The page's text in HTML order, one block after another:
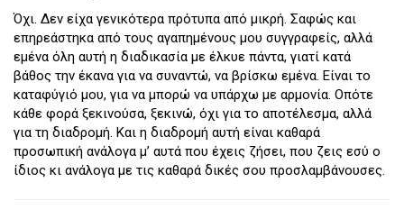
Όχι. Δεν είχα γενικότερα πρότυπα από μικρή. Σαφώς και
επηρεάστηκα από τους αγαπημένους μου συγγραφείς, αλλά
εμένα όλη αυτή η διαδικασία με έλκυε πάντα, γιατί κατά
βάθος την έκανα για να συναντώ, να βρίσκω εμένα. Είναι το
καταφύγιό μου, για να μπορώ να υπάρχω με αρμονία. Οπότε
κάθε φορά ξεκινούσα, ξεκινώ, όχι για το αποτέλεσμα, αλλά
για τη διαδρομή. Και η διαδρομή αυτή είναι καθαρά
προσωπική ανάλογα μ’ αυτά που έχεις ζήσει, που ζεις εσύ ο
ίδιος κι ανάλογα με τις καθαρά δικές σου προσλαμβάνουσες.